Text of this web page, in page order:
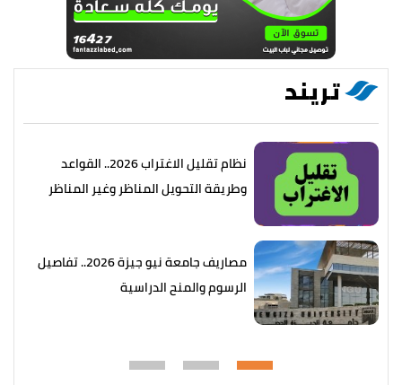
تريند
نظام تقليل الاغتراب 2026.. القواعد
وطريقة التحويل المناظر وغير المناظر
مصاريف جامعة نيو جيزة 2026.. تفاصيل
الرسوم والمنح الدراسية